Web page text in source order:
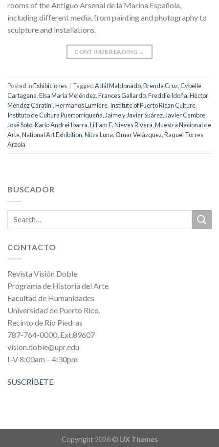
rooms of the Antiguo Arsenal de la Marina Española,
including different media, from painting and photography to
sculpture and installations.
CONTINUE READING →
Posted inExhibiciones | TaggedAdál Maldonado,Brenda Cruz,Cybelle
Cartagena,Elsa María Meléndez,Frances Gallardo,Freddie Idoña,Héctor
Méndez Caratini,Hermanos Lumière, Institute of Puerto Rican Culture,
Instituto de Cultura Puertorriqueña, Jaime y Javier Suárez, Javier Cambre,
José Soto,Karlo Andrei Ibarra,Lilliam E. Nieves Rivera,Muestra Nacional de
Arte,National Art Exhibition,Nitza Luna,Omar Velázquez,Raquel Torres
Arzola
BUSCADOR
CONTACTO
Revista Visión Doble
Programa de Historia del Arte
Facultad de Humanidades
Universidad de Puerto Rico,
Recinto de Río Piedras
787-764-0000, Ext.89607
vision.doble@upr.edu
L-V 8:00am – 4:30pm
SUSCRÍBETE
Copyright 2026 © UX Themes